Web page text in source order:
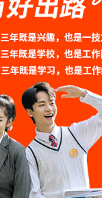
发
梁高中生优质
广阔就… 更多>>